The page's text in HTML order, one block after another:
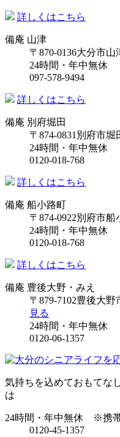
詳しくはこちら
備庵 山津
〒870-0136大分市山
24時間・年中無休
097-578-9494
詳しくはこちら
備庵 別府堀田
〒874-0831別府市堀
24時間・年中無休
0120-018-768
詳しくはこちら
備庵 船小路町
〒874-0922別府市船
24時間・年中無休
0120-018-768
詳しくはこちら
備庵 豊後大野・みえ
〒879-7102豊後大野
見る
24時間・年中無休
0120-06-1357
気持ちを込めておもてな
は
24時間・年中無休
※携
0120-45-1357